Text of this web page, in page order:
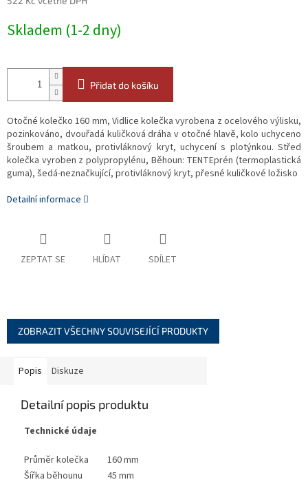
cena:
Skladem (1-2 dny)
Přidat do košíku
Otočné kolečko 160 mm, Vidlice kolečka vyrobena z ocelového výlisku,
pozinkováno, dvouřadá kuličková dráha v otočné hlavě, kolo uchyceno
šroubem a matkou, protivláknový kryt, uchycení s plotýnkou. Střed
kolečka vyroben z polypropylénu, Běhoun: TENTEprén (termoplastická
guma), šedá-neznačkující, protivláknový kryt, přesné kuličkové ložisko
Detailní informace
ZEPTAT SE HLÍDAT SDÍLET
ZOBRAZIT VŠECHNY SOUVISEJÍCÍ PRODUKTY
Popis Diskuze
Detailní popis produktu
Technické údaje
Průměr kolečka
160 mm
Šířka běhounu
45 mm